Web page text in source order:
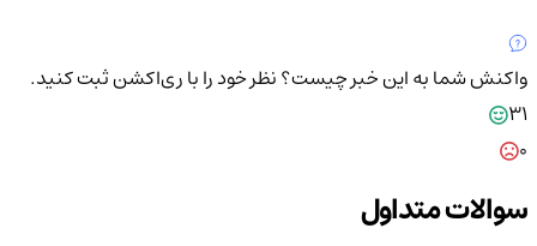
واکنش شما به این خبر چیست؟نظر خود را با ری‌اکشن ثبت کنید.
31
سوالات متداول